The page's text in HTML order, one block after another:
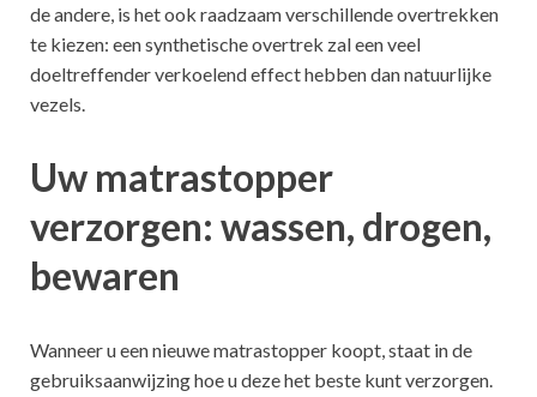
de andere, is het ook raadzaam verschillende overtrekken
te kiezen: een synthetische overtrek zal een veel
doeltreffender verkoelend effect hebben dan natuurlijke
vezels.
Uw matrastopper
verzorgen: wassen, drogen,
bewaren
Wanneer u een nieuwe matrastopper koopt, staat in de
gebruiksaanwijzing hoe u deze het beste kunt verzorgen.